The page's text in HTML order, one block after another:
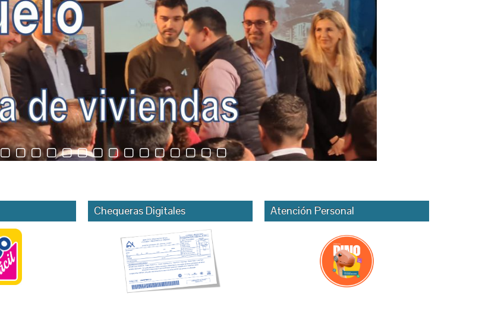
Chequeras Digitales Atención Personal